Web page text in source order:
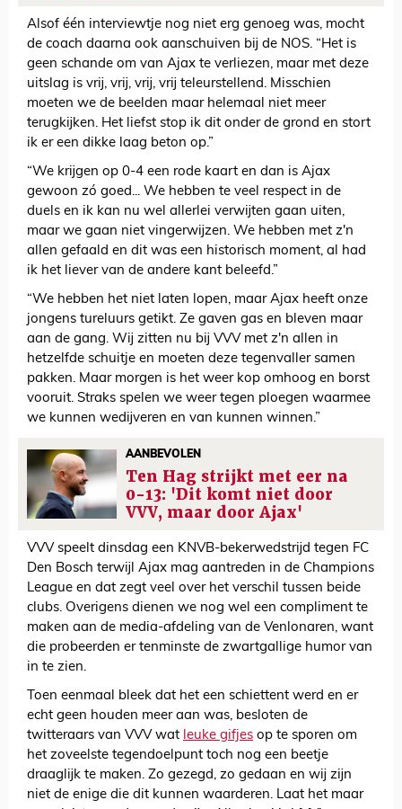
Alsof één interviewtje nog niet erg genoeg was, mocht
de coach daarna ook aanschuiven bij de NOS. “Het is
geen schande om van Ajax te verliezen, maar met deze
uitslag is vrij, vrij, vrij, vrij teleurstellend. Misschien
moeten we de beelden maar helemaal niet meer
terugkijken. Het liefst stop ik dit onder de grond en stort
ik er een dikke laag beton op.”
“We krijgen op 0-4 een rode kaart en dan is Ajax
gewoon zó goed... We hebben te veel respect in de
duels en ik kan nu wel allerlei verwijten gaan uiten,
maar we gaan niet vingerwijzen. We hebben met z'n
allen gefaald en dit was een historisch moment, al had
ik het liever van de andere kant beleefd.”
“We hebben het niet laten lopen, maar Ajax heeft onze
jongens tureluurs getikt. Ze gaven gas en bleven maar
aan de gang. Wij zitten nu bij VVV met z'n allen in
hetzelfde schuitje en moeten deze tegenvaller samen
pakken. Maar morgen is het weer kop omhoog en borst
vooruit. Straks spelen we weer tegen ploegen waarmee
we kunnen wedijveren en van kunnen winnen.”
AANBEVOLEN
Ten Hag strijkt met eer na
0-13: 'Dit komt niet door
VVV, maar door Ajax'
VVV speelt dinsdag een KNVB-bekerwedstrijd tegen FC
Den Bosch terwijl Ajax mag aantreden in de Champions
League en dat zegt veel over het verschil tussen beide
clubs. Overigens dienen we nog wel een compliment te
maken aan de media-afdeling van de Venlonaren, want
die probeerden er tenminste de zwartgallige humor van
in te zien.
Toen eenmaal bleek dat het een schiettent werd en er
echt geen houden meer aan was, besloten de
twitteraars van VVV wat leuke gifjes op te sporen om
het zoveelste tegendoelpunt toch nog een beetje
draaglijk te maken. Zo gezegd, zo gedaan en wij zijn
niet de enige die dit kunnen waarderen. Laat het maar